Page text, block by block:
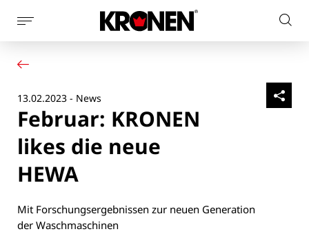
Seitennaviagtion
anzeigen
Unsere Lösungen
Aktuelles
Unternehmen
Kontakt
13.02.2023 - News
Februar: KRONEN
likes die neue
HEWA
Mit Forschungsergebnissen zur neuen Generation
der Waschmaschinen